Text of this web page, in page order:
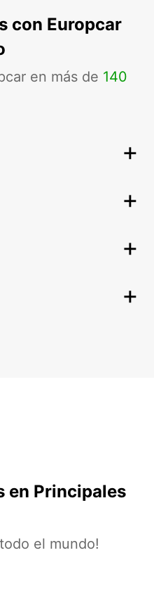
con Europcar
en más de 140
en Principales
el mundo!